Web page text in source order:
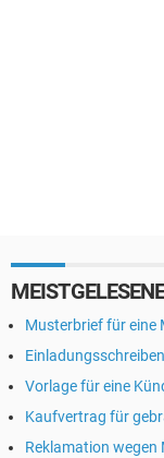
Musterbrief für eine
Vorlage für eine
Kaufvertrag für
Reklamation wegen